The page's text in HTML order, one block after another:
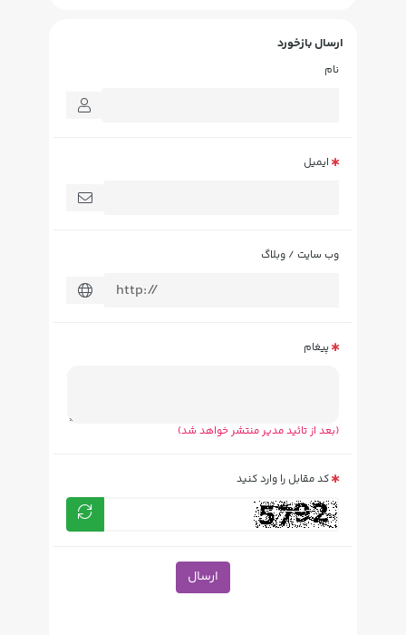
ارسال بازخورد
نام
ایمیل
وب سایت / وبلاگ
پیغام
(بعد از تائید مدیر منتشر خواهد شد)
کد مقابل را وارد کنید
ارسال